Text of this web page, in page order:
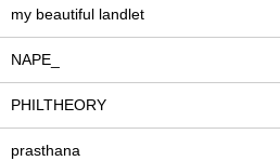
my beautiful landlet
NAPE_
PHILTHEORY
prasthana